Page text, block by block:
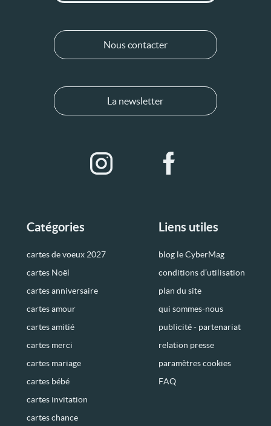
Catégories
cartes de voeux 2027
cartes Noël
cartes anniversaire
cartes amour
cartes amitié
cartes merci
cartes mariage
cartes bébé
cartes invitation
cartes chance
Liens utiles
blog le CyberMag
conditions d’utilisation
plan du site
qui sommes-nous
publicité - partenariat
relation presse
paramètres cookies
FAQ
Nous contacter
La newsletter